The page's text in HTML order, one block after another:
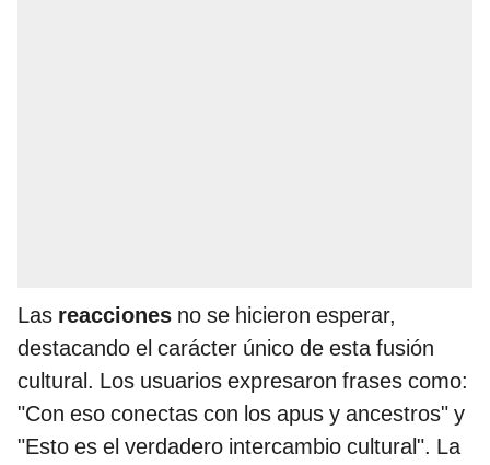
Las reacciones no se hicieron esperar,
destacando el carácter único de esta fusión
cultural. Los usuarios expresaron frases como:
"Con eso conectas con los apus y ancestros" y
"Esto es el verdadero intercambio cultural". La